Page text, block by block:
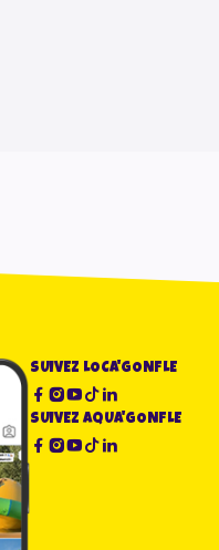
SUIVEZ LOCA'GONFLE
SUIVEZ AQUA'GONFLE